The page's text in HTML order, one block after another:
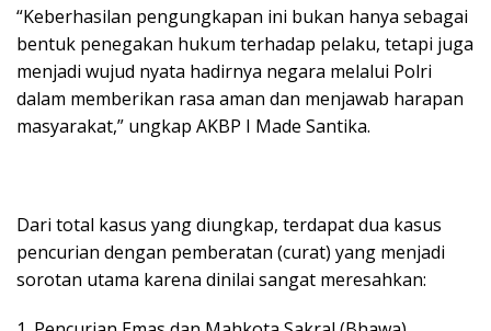
“Keberhasilan pengungkapan ini bukan hanya sebagai
bentuk penegakan hukum terhadap pelaku, tetapi juga
menjadi wujud nyata hadirnya negara melalui Polri
dalam memberikan rasa aman dan menjawab harapan
masyarakat,” ungkap AKBP I Made Santika.
Dari total kasus yang diungkap, terdapat dua kasus
pencurian dengan pemberatan (curat) yang menjadi
sorotan utama karena dinilai sangat meresahkan: